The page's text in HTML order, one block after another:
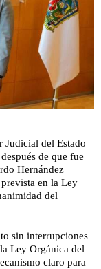
Judicial del Estado
de que fue
Hernández
en la Ley
del
sin interrupciones
Ley Orgánica del
claro para